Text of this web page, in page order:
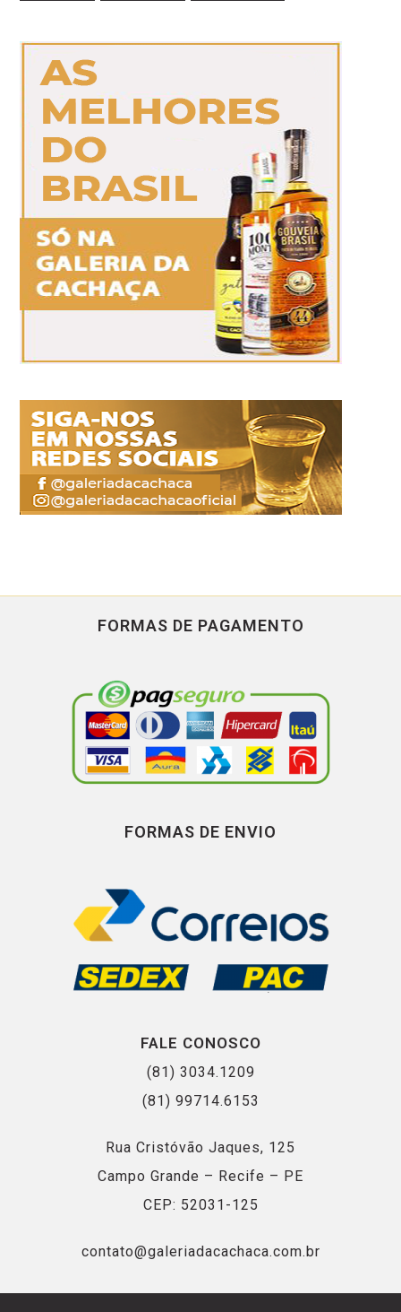
FORMAS DE PAGAMENTO
FORMAS DE ENVIO
FALE CONOSCO
(81) 3034.1209
(81) 99714.6153
Rua Cristóvão Jaques, 125
Campo Grande – Recife – PE
CEP: 52031-125
contato@galeriadacachaca.com.br